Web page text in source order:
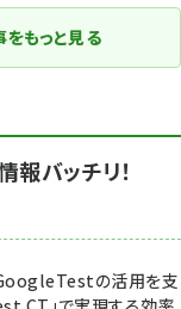
もっと見る
バッチリ！
の活用を支